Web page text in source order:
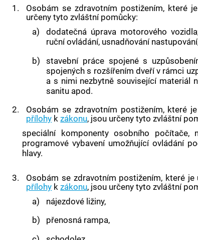
1.
Osobám se zdravotním postižením, které
určeny tyto zvláštní pomůcky:
a)
dodatečná úprava motorového
ruční ovládání, usnadňování
b)
stavební práce spojené s
spojených s rozšířením dveří v rámci
a s nimi nezbytně související materiál
sanitu apod.
2.
Osobám se zdravotním postižením, které
přílohy kzákonu, jsou určeny tyto zvláštní
speciální komponenty osobního počítače,
programové vybavení umožňující ovládání
hlavy.
3. Osobám se zdravotním postižením, které je
přílohy kzákonu, jsou určeny tyto zvláštní
a)
nájezdové ližiny,
b)
přenosná rampa,